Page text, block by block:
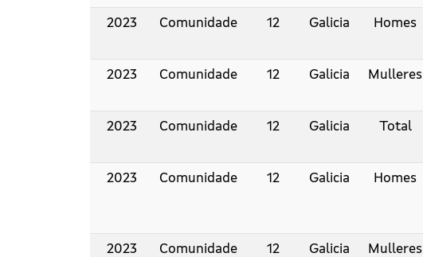
2023 Comunidade 12 Galicia Homes
2023 Comunidade 12 Galicia Mulleres
2023 Comunidade 12 Galicia Total
2023 Comunidade 12 Galicia Homes
2023 Comunidade 12 Galicia Mulleres